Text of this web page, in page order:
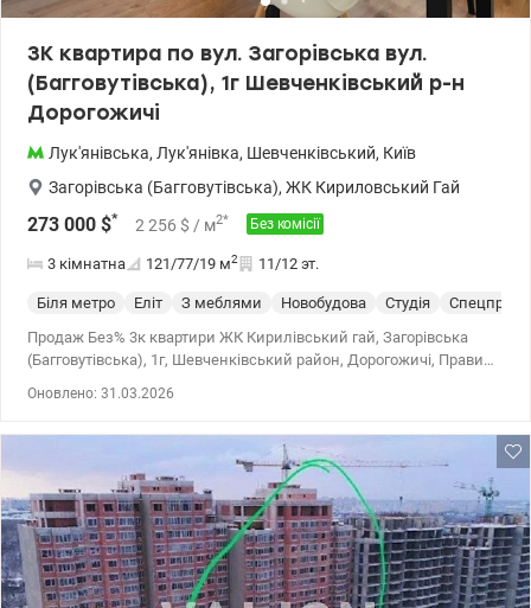
3К квартира по вул. Загорівська вул.
(Багговутівська), 1г Шевченківський р-н
Дорогожичі
Лук'янівська, Лук'янівка, Шевченківський, Київ
Загорівська (Багговутівська), ЖК Кириловський Гай
273 000 $* 2 256 $ / м2* Без комісії
3 кімнатна 121/77/19 м2 11/12 эт.
Біля метро Еліт З меблями Новобудова Студія
Продаж Без% 3к квартири ЖК Кирилівський гай, Загорівська
(Багговутівська), 1г, Шевченківський район, Дорогожичі, Правий
Характеристики: Загальна площа 120.7, житлова 76.6, кухня 18.6
обох поверхах – 3 метри. Квартира з ексклюзивними меблями
та якісною побутовою технікою. (Посудомийна машина,
мікрохвильова піч, духовка, варильна поверхня, витяжка, смарт-
телевізор у вітальні, кондиціонери з обігрівом, система
фільтрації води на введенні в квартиру). На першому поверсі -
передпокій з великою вбудованою шафою, студія зонована на
кухню та вітальню, гостьовий санвузол з душем, комора під
Оновлено: 31.03.2026